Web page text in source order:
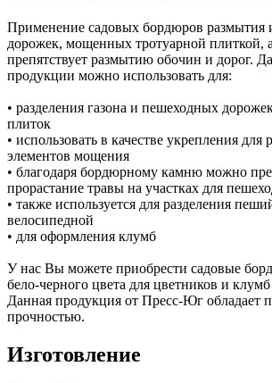
Применение садовых бордюров размытия
дорожек, мощенных тротуарной плиткой,
препятствует размытию обочин и дорог.
продукции можно использовать для:
• разделения газона и пешеходных
плиток
• использовать в качестве укрепления для
элементов мощения
• благодаря бордюрному камню можно
прорастание травы на участках для
• также используется для разделения
велосипедной
• для оформления клумб
У нас Вы можете приобрести садовые
бело-черного цвета для цветников и
Данная продукция от Пресс-Юг обладает
прочностью.
Изготовление